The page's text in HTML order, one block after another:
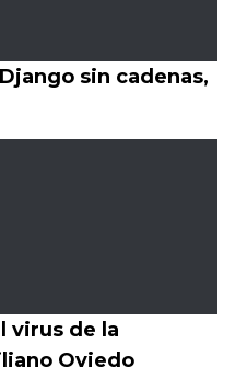
sin cadenas,
virus de la
Oviedo